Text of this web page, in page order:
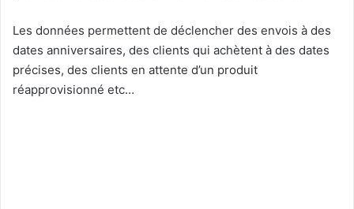
Les données permettent de déclencher des envois à des
dates anniversaires, des clients qui achètent à des dates
précises, des clients en attente d’un produit
réapprovisionné etc…